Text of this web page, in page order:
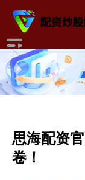
思海配资
卷！